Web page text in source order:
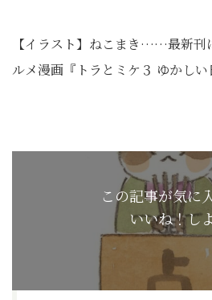
【イラスト】ねこまき……最新刊
ルメ漫画『トラとミケ３ ゆかしい
この記事が気に
いいね！し